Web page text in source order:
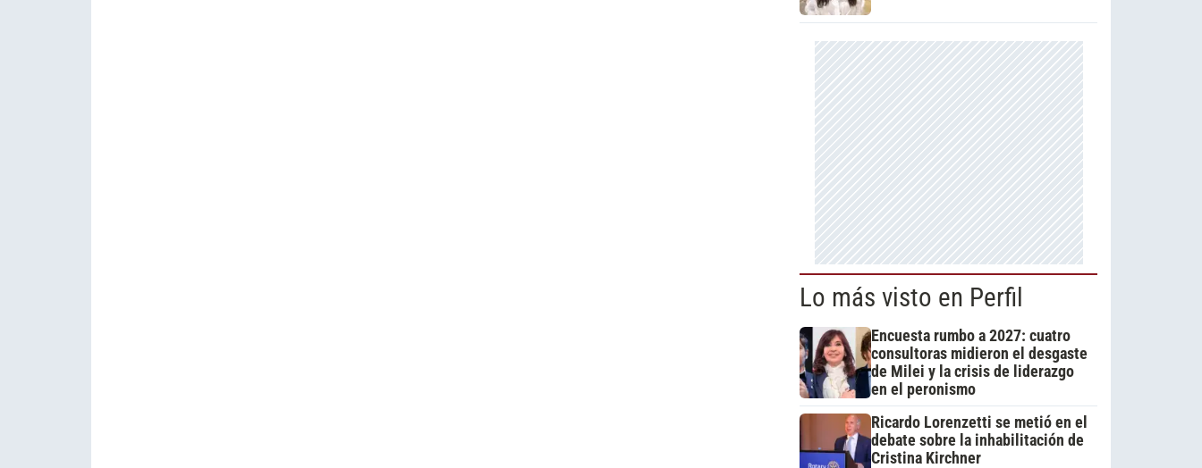
Lo más visto en Perfil
Encuesta rumbo a 2027: cuatro
consultoras midieron el desgaste
de Milei y la crisis de liderazgo
en el peronismo
Ricardo Lorenzetti se metió en el
debate sobre la inhabilitación de
Cristina Kirchner